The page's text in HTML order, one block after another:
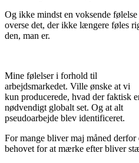
Og ikke mindst en voksende
overse det, der ikke længere føles
den, man er.
Mine følelser i forhold til
arbejdsmarkedet. Ville ønske at vi
kun producerede, hvad der faktisk
nødvendigt globalt set. Og at alt
pseudoarbejde blev identificeret.
For mange bliver maj måned
behovet for at mærke efter bliver